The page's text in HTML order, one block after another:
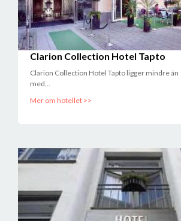
Clarion Collection Hotel Tapto
Clarion Collection Hotel Tapto ligger mindre
med...
Mer om hotellet >>